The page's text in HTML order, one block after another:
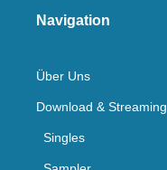
Navigation
Über Uns
Download & Streaming
Singles